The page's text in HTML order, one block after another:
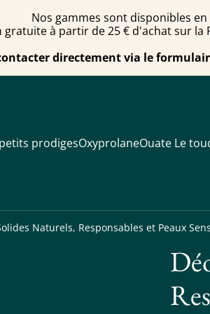
Nos gammes sont disponibles
gratuite à partir de 25 € d'achat sur la
directement via le
prodigesOxyprolaneOuate Le
Naturels, Responsables et Peaux